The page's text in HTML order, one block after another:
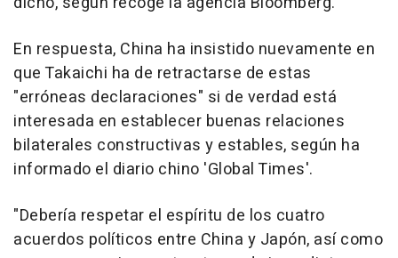
En respuesta, China ha insistido nuevamente en
que Takaichi ha de retractarse de estas
"erróneas declaraciones" si de verdad está
interesada en establecer buenas relaciones
bilaterales constructivas y estables, según ha
informado el diario chino 'Global Times'.
"Debería respetar el espíritu de los cuatro
acuerdos políticos entre China y Japón, así como